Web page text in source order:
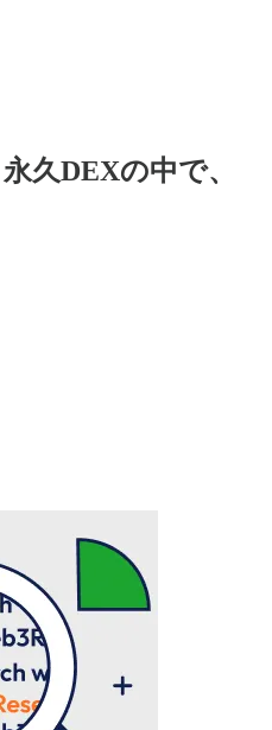
久DEXの中で、